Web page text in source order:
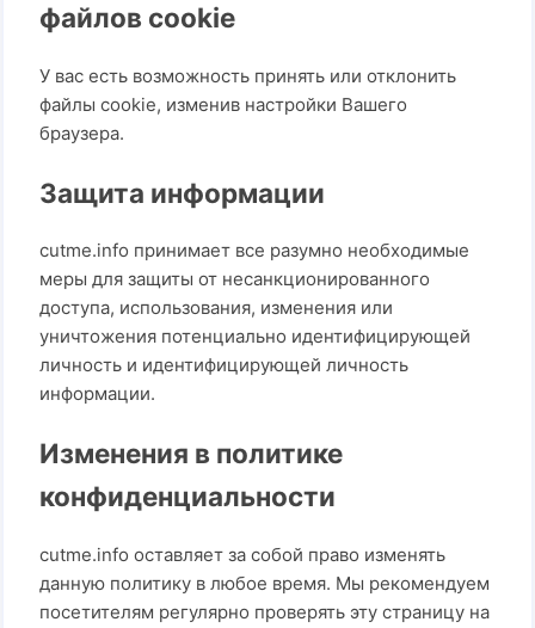
файлов cookie
У вас есть возможность принять или отклонить
файлы cookie, изменив настройки Вашего
браузера.
Защита информации
cutme.info принимает все разумно необходимые
меры для защиты от несанкционированного
доступа, использования, изменения или
уничтожения потенциально идентифицирующей
личность и идентифицирующей личность
информации.
Изменения в политике
конфиденциальности
cutme.info оставляет за собой право изменять
данную политику в любое время. Мы рекомендуем
посетителям регулярно проверять эту страницу на